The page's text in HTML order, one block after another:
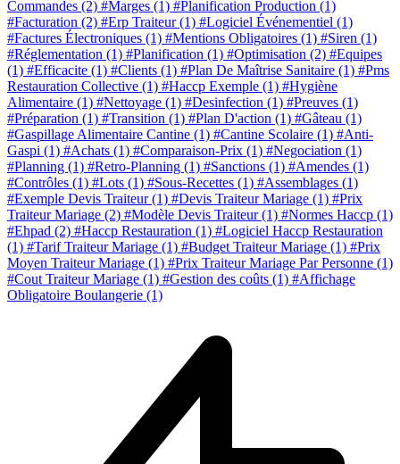
Commandes (2) #Marges (1) #Planification Production (1)
#Facturation (2) #Erp Traiteur(1) #Logiciel Événementiel (1)
#Factures Électroniques (1) #Mentions Obligatoires (1) #Siren (1)
#Réglementation (1) #Planification (1) #Optimisation (2) #Equipes
(1) #Efficacite (1) #Clients (1) #Plan De Maîtrise Sanitaire (1) #Pms
Restauration Collective (1) #Haccp Exemple (1) #Hygiène
Alimentaire (1) #Nettoyage (1) #Desinfection (1) #Preuves (1)
#Préparation (1) #Transition (1) #Plan D'action (1) #Gâteau (1)
#Gaspillage Alimentaire Cantine (1) #Cantine Scolaire (1) #Anti-
Gaspi (1) #Achats (1) #Comparaison-Prix (1) #Negociation (1)
#Planning (1) #Retro-Planning (1) #Sanctions (1) #Amendes (1)
#Contrôles (1) #Lots (1) #Sous-Recettes (1) #Assemblages (1)
#Exemple Devis Traiteur(1) #Devis Traiteur Mariage (1) #Prix
Traiteur Mariage (2) #Modèle Devis Traiteur(1) #Normes Haccp (1)
#Ehpad (2) #Haccp Restauration (1) #Logiciel Haccp Restauration
(1) #Tarif Traiteur Mariage (1) #Budget Traiteur Mariage (1) #Prix
Moyen Traiteur Mariage (1) #Prix Traiteur Mariage Par Personne (1)
#Cout Traiteur Mariage (1) #Gestion des coûts (1) #Affichage
Obligatoire Boulangerie (1)